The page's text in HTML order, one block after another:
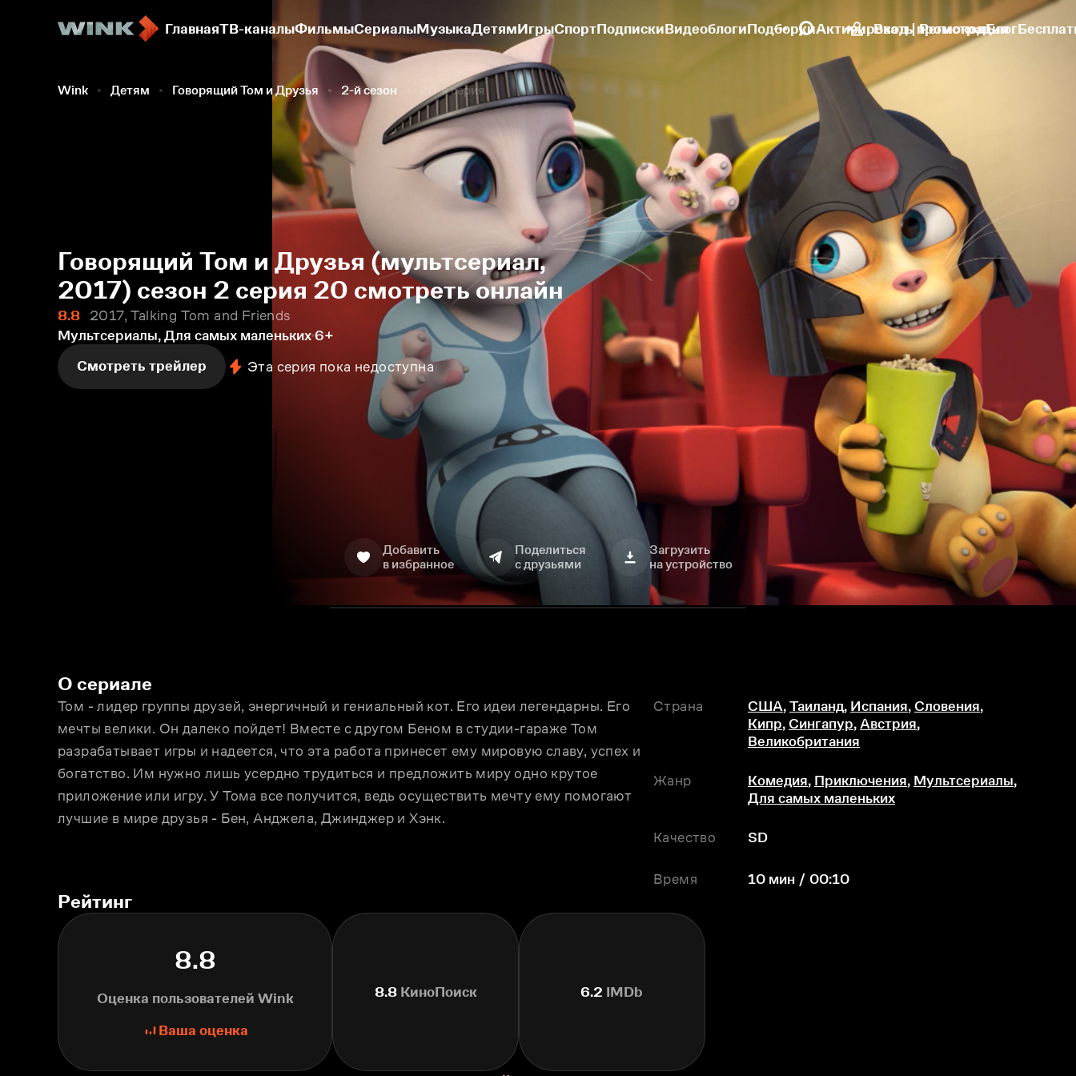
ГлавнаяТВ-каналыФильмыСериалыМузыкаДетямИгрыСпортПодпискиВидеоблогиПодборкиАктивировать промокодБлог
Вход | Регистрация
Wink Детям Говорящий Том и Друзья 2-й сезон 20-я серия
Говорящий Том и Друзья (мультсериал,
2017) сезон 2 серия 20 смотреть онлайн
8.8
2017, Talking Tom and Friends
Мультсериалы, Для самых маленьких 6+
Смотреть трейлер
Эта серия пока недоступна
Добавить
в избранное
Поделиться
с друзьями
Загрузить
на устройство
О сериале
Том - лидер группы друзей, энергичный и гениальный кот. Его идеи легендарны. Его
мечты велики. Он далеко пойдет! Вместе с другом Беном в студии-гараже Том
разрабатывает игры и надеется, что эта работа принесет ему мировую славу, успех и
богатство. Им нужно лишь усердно трудиться и предложить миру одно крутое
приложение или игру. У Тома все получится, ведь осуществить мечту ему помогают
лучшие в мире друзья - Бен, Анджела, Джинджер и Хэнк.
Страна США, Таиланд, Испания, Словения,
Кипр, Сингапур, Австрия,
Великобритания
Жанр Комедия, Приключения, Мультсериалы,
Для самых маленьких
Качество SD
Время 10 мин / 00:10
Рейтинг
8.8
Оценка пользователей Wink
Ваша оценка
8.8КиноПоиск 6.2 IMDb